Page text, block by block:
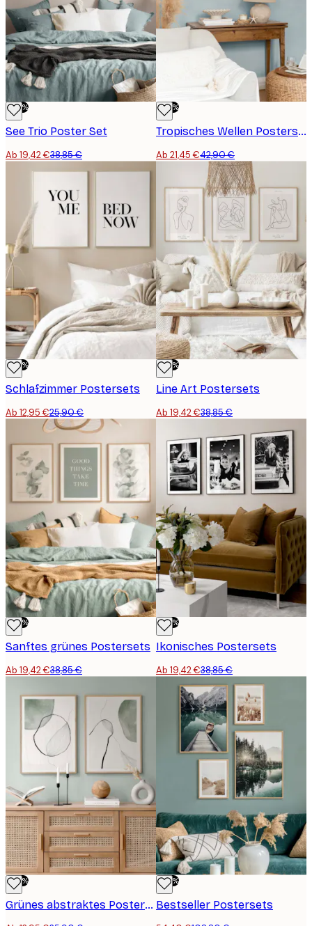
-50%
See Trio Poster Set
Ab 19,42 €38,85 €
-50%
Tropisches Wellen Postersets
Ab 21,45 €42,90 €
-50%
Schlafzimmer Postersets
Ab 12,95 €25,90 €
-50%
Line Art Postersets
Ab 19,42 €38,85 €
-50%
Sanftes grünes Postersets
Ab 19,42 €38,85 €
-50%
Ikonisches Postersets
Ab 19,42 €38,85 €
-50%
Grünes abstraktes Postersets
-50%
Bestseller Postersets